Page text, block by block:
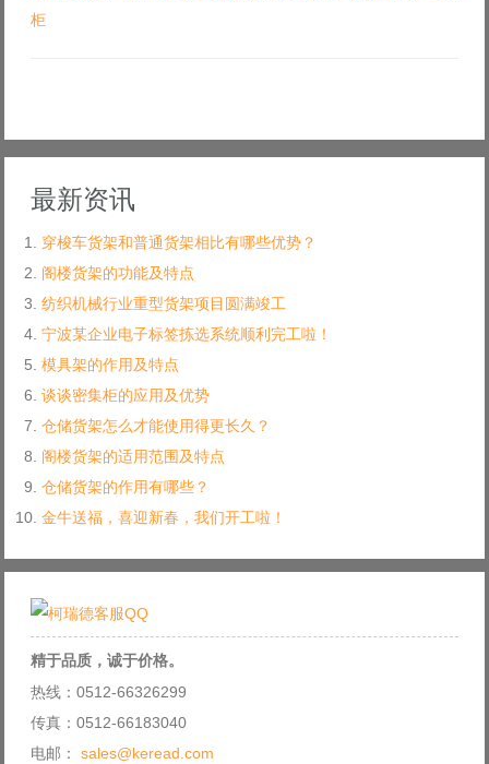
柜
最新资讯
穿梭车货架和普通货架相比有哪些优势？
阁楼货架的功能及特点
纺织机械行业重型货架项目圆满竣工
宁波某企业电子标签拣选系统顺利完工啦！
模具架的作用及特点
谈谈密集柜的应用及优势
仓储货架怎么才能使用得更长久？
阁楼货架的适用范围及特点
仓储货架的作用有哪些？
金牛送福，喜迎新春，我们开工啦！
精于品质，诚于价格。
热线：0512-66326299
传真：0512-66183040
电邮： sales@keread.com